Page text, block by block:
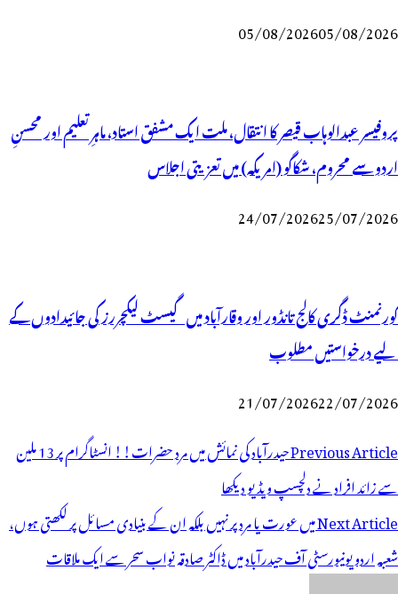
05/08/202605/08/2026
پروفیسر عبدالوہاب قیصر کا انتقال، ملت ایک مشفق استاد، ماہرِتعلیم اور محسنِ
اردو سے محروم، شکاگو (امریکہ) میں تعزیتی اجلاس
24/07/202625/07/2026
گورنمنٹ ڈگری کالج تانڈور اور وقارآباد میں گیسٹ لیکچررز کی جائیدادوں کے
لیے درخواستیں مطلوب
21/07/202622/07/2026
پوسٹوں
کی
نیویگیشن
Previous Article
حیدرآباد کی نمائش میں مرد حضرات!! انسٹاگرام پر 13 ملین
سے زائد افراد نے دلچسپ ویڈیو دیکھا
Next Articleمیں عورت یا مرد پر نہیں بلکہ ان کے بنیادی مسائل پر لکھتی ہوں،
شعبہ اردو یونیورسٹی آف حیدرآباد میں ڈاکٹر صادقہ نواب سحر سے ایک ملاقات